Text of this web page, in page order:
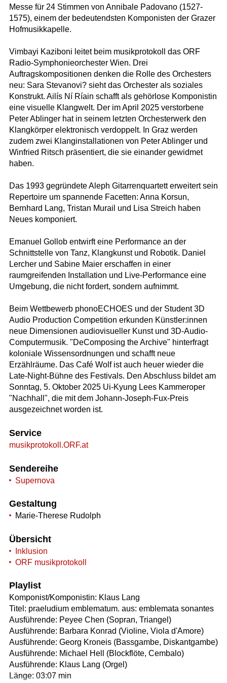
Messe für 24 Stimmen von Annibale Padovano (1527-
1575), einem der bedeutendsten Komponisten der Grazer
Hofmusikkapelle.
Vimbayi Kaziboni leitet beim musikprotokoll das ORF
Radio-Symphonieorchester Wien. Drei
Auftragskompositionen denken die Rolle des Orchesters
neu: Sara Stevanovi? sieht das Orchester als soziales
Konstrukt. Ailís Ní Ríain schafft als gehörlose Komponistin
eine visuelle Klangwelt. Der im April 2025 verstorbene
Peter Ablinger hat in seinem letzten Orchesterwerk den
Klangkörper elektronisch verdoppelt. In Graz werden
zudem zwei Klanginstallationen von Peter Ablinger und
Winfried Ritsch präsentiert, die sie einander gewidmet
haben.
Das 1993 gegründete Aleph Gitarrenquartett erweitert sein
Repertoire um spannende Facetten: Anna Korsun,
Bernhard Lang, Tristan Murail und Lisa Streich haben
Neues komponiert.
Emanuel Gollob entwirft eine Performance an der
Schnittstelle von Tanz, Klangkunst und Robotik. Daniel
Lercher und Sabine Maier erschaffen in einer
raumgreifenden Installation und Live-Performance eine
Umgebung, die nicht fordert, sondern aufnimmt.
Beim Wettbewerb phonoECHOES und der Student 3D
Audio Production Competition erkunden Künstler:innen
neue Dimensionen audiovisueller Kunst und 3D-Audio-
Computermusik. "DeComposing the Archive" hinterfragt
koloniale Wissensordnungen und schafft neue
Erzählräume. Das Café Wolf ist auch heuer wieder die
Late-Night-Bühne des Festivals. Den Abschluss bildet am
Sonntag, 5. Oktober 2025 Ui-Kyung Lees Kammeroper
"Nachhall", die mit dem Johann-Joseph-Fux-Preis
ausgezeichnet worden ist.
Service
musikprotokoll.ORF.at
Sendereihe
Supernova
Gestaltung
Marie-Therese Rudolph
Übersicht
Inklusion
ORF musikprotokoll
Playlist
Komponist/Komponistin: Klaus Lang
Titel: praeludium emblematum. aus: emblemata sonantes
Ausführende: Peyee Chen (Sopran, Triangel)
Ausführende: Barbara Konrad (Violine, Viola d'Amore)
Ausführende: Georg Kroneis (Bassgambe, Diskantgambe)
Ausführende: Michael Hell (Blockflöte, Cembalo)
Ausführende: Klaus Lang (Orgel)
Länge: 03:07 min